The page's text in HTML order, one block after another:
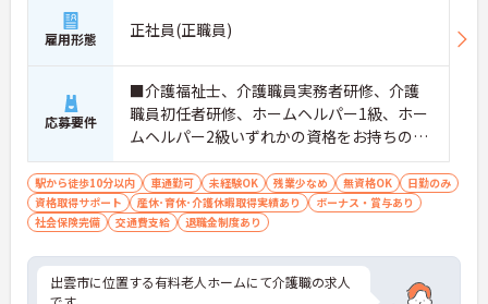
雇用形態 正社員(正職員)
応募要件
■介護福祉士、介護職員実務者研修、介護
職員初任者研修、ホームヘルパー1級、ホー
ムヘルパー2級いずれかの資格をお持ちの方
■普通自動車運転免許（AT限定可）必須
駅から徒歩10分以内 車通勤可 未経験OK 残業少なめ 無資格OK
日勤のみ
資格取得サポート
産休･育休･介護休暇取得実績あり
ボーナス・賞与あり
社会保険完備
交通費支給 退職金制度あり
出雲市に位置する有料老人ホームにて介護職の求人